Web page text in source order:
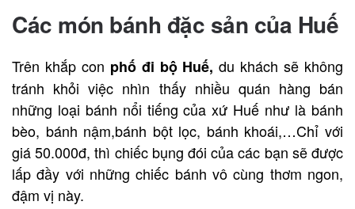
Các món bánh đặc sản của Huế
Trên khắp con phố đi bộ Huế, du khách sẽ không
tránh khỏi việc nhìn thấy nhiều quán hàng bán
những loại bánh nổi tiếng của xứ Huế như là bánh
bèo, bánh nậm,bánh bột lọc, bánh khoái,…Chỉ với
giá 50.000đ, thì chiếc bụng đói của các bạn sẽ được
lấp đầy với những chiếc bánh vô cùng thơm ngon,
đậm vị này.